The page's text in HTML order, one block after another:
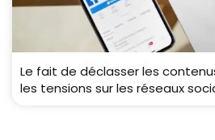
Le fait de déclasser les
les tensions sur les réseaux